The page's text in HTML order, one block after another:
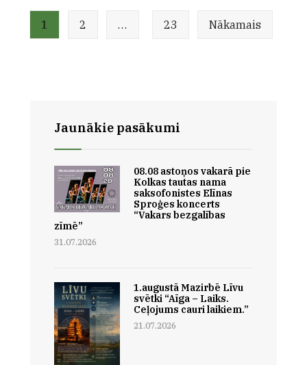
koklētāju
Ziņu
numerācija
1 2 … 23 Nākamais
Jaunākie pasākumi
08.08 astoņos vakarā pie
Kolkas tautas nama
saksofonistes Elīnas
Sproģes koncerts
“Vakars bezgalības
zīmē”
31.07.2026
1.augustā Mazirbē Līvu
svētki “Aīga – Laiks.
Ceļojums cauri laikiem.”
21.07.2026